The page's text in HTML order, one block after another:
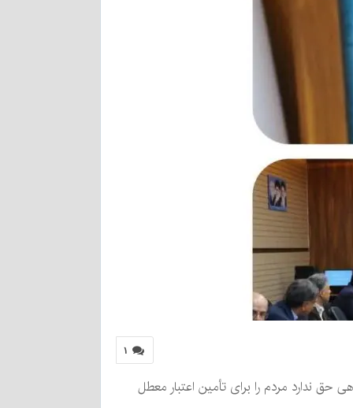
۱
حق ندارد مردم را برای تأمین اعتبار معطل